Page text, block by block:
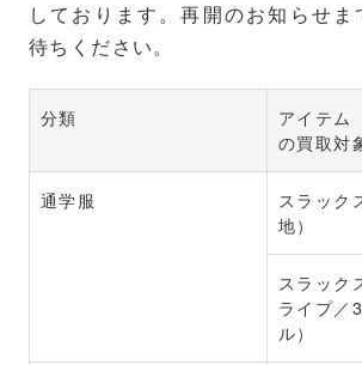
しております。再開のお知らせま
待ちください。
分類
アイテム
の買取対
通学服
スラック
地）
スラック
ライプ／
ル）